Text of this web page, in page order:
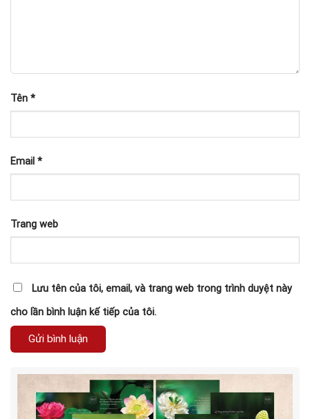
Tên *
Email *
Trang web
Lưu tên của tôi, email, và trang web trong trình duyệt này
cho lần bình luận kế tiếp của tôi.